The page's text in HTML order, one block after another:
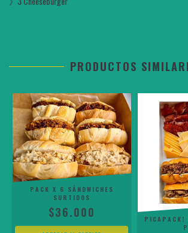
PRODUCTOS
PACK X 6 SÁNDWICHES
SURTIDOS
$36.000
PICAPACK!